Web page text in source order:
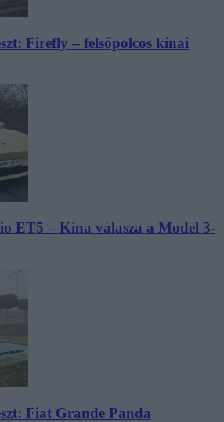
Firefly – felsőpolcos kínai
ET5 – Kína válasza a Model 3-
Fiat Grande Panda